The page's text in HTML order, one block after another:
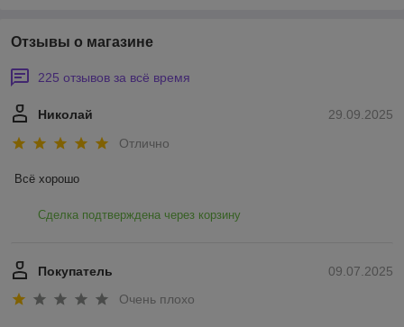
Отзывы о магазине
225 отзывов за всё время
29.09.2025
Николай
Отлично
Всё хорошо
Сделка подтверждена через корзину
09.07.2025
Покупатель
Очень плохо